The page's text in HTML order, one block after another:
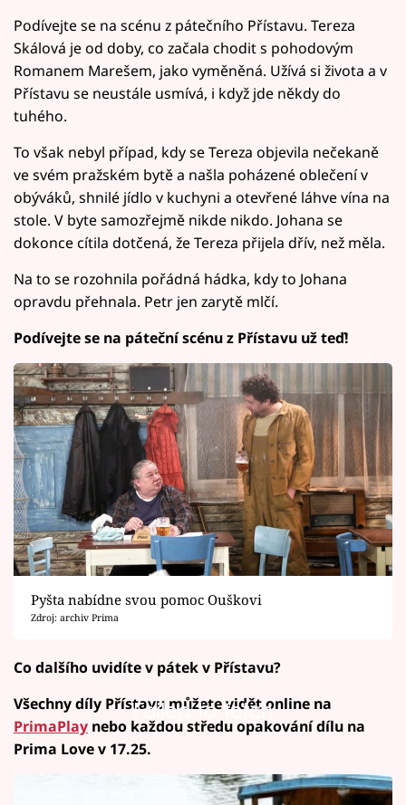
Podívejte se na scénu z pátečního Přístavu. Tereza
Skálová je od doby, co začala chodit s pohodovým
Romanem Marešem, jako vyměněná. Užívá si života a v
Přístavu se neustále usmívá, i když jde někdy do
tuhého.
To však nebyl případ, kdy se Tereza objevila nečekaně
ve svém pražském bytě a našla poházené oblečení v
obýváků, shnilé jídlo v kuchyni a otevřené láhve vína na
stole. V byte samozřejmě nikde nikdo. Johana se
dokonce cítila dotčená, že Tereza přijela dřív, než měla.
Na to se rozohnila pořádná hádka, kdy to Johana
opravdu přehnala. Petr jen zarytě mlčí.
Podívejte se na páteční scénu z Přístavu už teď!
Pyšta nabídne svou pomoc Ouškovi
Zdroj: archiv Prima
Co dalšího uvidíte v pátek v Přístavu?
Failed to fetch
Všechny díly Přístavu můžete vidět online na
PrimaPlay nebo každou středu opakování dílu na
Prima Love v 17.25.